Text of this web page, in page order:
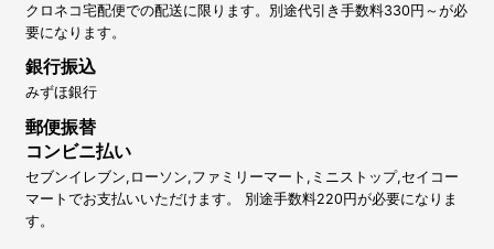
クロネコ宅配便での配送に限ります。別途代引き手数料330円～が必
要になります。
銀行振込
みずほ銀行
郵便振替
コンビニ払い
セブンイレブン,ローソン,ファミリーマート,ミニストップ,セイコー
マートでお支払いいただけます。 別途手数料220円が必要になりま
す。